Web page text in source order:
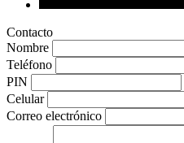
Contacto
Nombre
Teléfono
PIN
Celular
Correo electrónico